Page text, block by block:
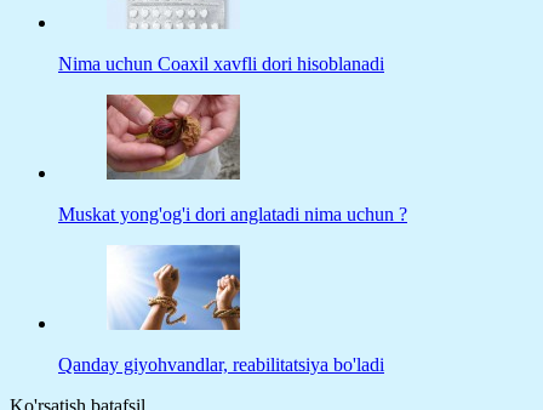
Nima uchun Coaxil xavfli dori hisoblanadi
Muskat yong'og'i dori anglatadi nima uchun ?
Qanday giyohvandlar, reabilitatsiya bo'ladi
Ko'rsatish batafsil